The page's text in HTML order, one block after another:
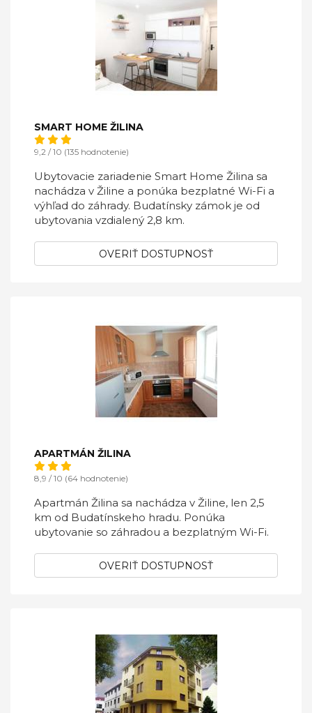
SMART HOME ŽILINA
9,2 / 10 (135 hodnotenie)
Ubytovacie zariadenie Smart Home Žilina sa
nachádza v Žiline a ponúka bezplatné Wi-Fi a
výhľad do záhrady. Budatínsky zámok je od
ubytovania vzdialený 2,8 km.
OVERIŤ DOSTUPNOSŤ
APARTMÁN ŽILINA
8,9 / 10 (64 hodnotenie)
Apartmán Žilina sa nachádza v Žiline, len 2,5
km od Budatínskeho hradu. Ponúka
ubytovanie so záhradou a bezplatným Wi-Fi.
OVERIŤ DOSTUPNOSŤ